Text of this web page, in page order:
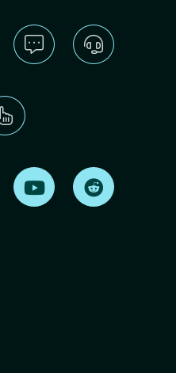
Find us on LinkedInFind us on Youtube